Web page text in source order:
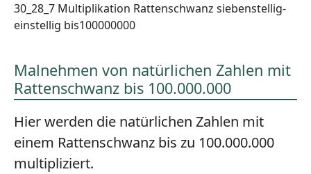
30_28_7 Multiplikation Rattenschwanz siebenstellig-
einstellig bis100000000
Malnehmen von natürlichen Zahlen mit
Rattenschwanz bis 100.000.000
Hier werden die natürlichen Zahlen mit
einem Rattenschwanz bis zu 100.000.000
multipliziert.